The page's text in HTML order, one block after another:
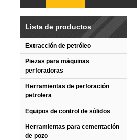
Lista de productos
Extracción de petróleo
Piezas para máquinas
perforadoras
Herramientas de perforación
petrolera
Equipos de control de sólidos
Herramientas para cementación
de pozo